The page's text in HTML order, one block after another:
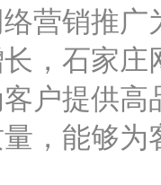
营销推
，石家
户提供
，能够